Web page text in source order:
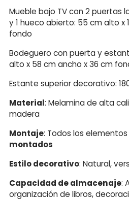
Mueble bajo TV con 2 puertas
y 1 hueco abierto: 55 cm alto x
fondo
Bodeguero con puerta y
alto x 58 cm ancho x 36 cm
Estante superior decorativo:
Material: Melamina de alta
madera
Montaje: Todos los
montados
Estilo decorativo: Natural,
Capacidad de almacenaje:
organización de libros,